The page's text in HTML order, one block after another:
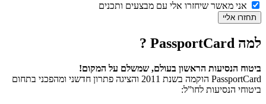
אני מאשר שיחזרו אלי עם מבצעים ותכנים
תחזרו אליי
למה PassportCard ?
ביטוח הנסיעות הראשון בעולם, שמשלם על המקום!
PassportCard הוקמה בשנת 2011 והציגה פתרון חדשני ומהפכני בתחום
ביטוחי הנסיעות לחו”ל: